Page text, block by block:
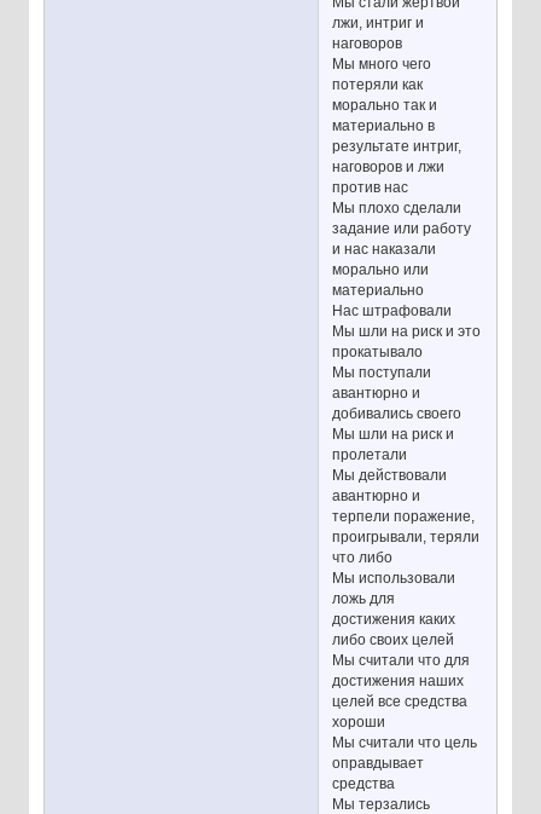
лжи, интриг и
наговоров
Мы много чего
потеряли как
морально так и
материально в
результате интриг,
наговоров и лжи
против нас
Мы плохо сделали
задание или работу
и нас наказали
морально или
материально
Нас штрафовали
Мы шли на риск и это
прокатывало
Мы поступали
авантюрно и
добивались своего
Мы шли на риск и
пролетали
Мы действовали
авантюрно и
терпели поражение,
проигрывали, теряли
что либо
Мы использовали
ложь для
достижения каких
либо своих целей
Мы считали что для
достижения наших
целей все средства
хороши
Мы считали что цель
оправдывает
средства
Мы терзались